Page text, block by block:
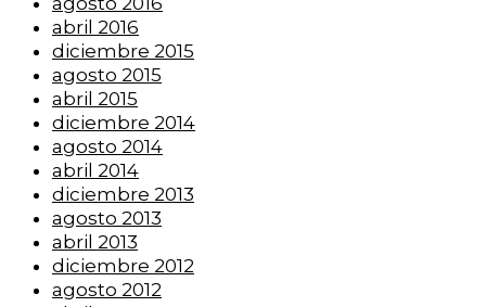
abril 2016
diciembre 2015
agosto 2015
abril 2015
diciembre 2014
agosto 2014
abril 2014
diciembre 2013
agosto 2013
abril 2013
diciembre 2012
agosto 2012